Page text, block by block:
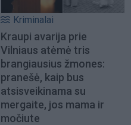
Kriminalai
Kraupi avarija prie
Vilniaus atėmė tris
brangiausius žmones:
pranešė, kaip bus
atsisveikinama su
mergaite, jos mama ir
močiute